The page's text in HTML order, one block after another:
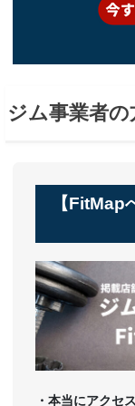
ジム事業者の
【FitMap
・本当にアクセ